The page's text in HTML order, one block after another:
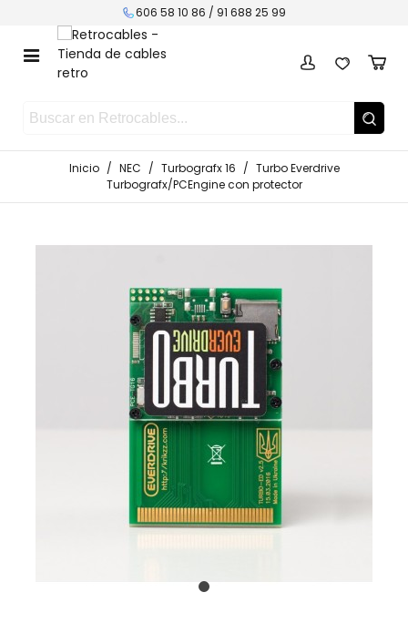
606 58 10 86 / 91 688 25 99
Inicio / NEC / Turbografx 16 / Turbo Everdrive
Turbografx/PCEngine con protector